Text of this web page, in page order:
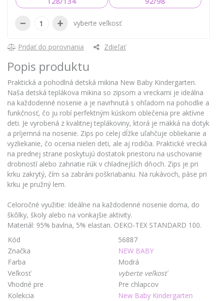
− + vyberte veľkosť
Pridať do porovnania Zdieľať
Popis produktu
Praktická a pohodlná detská mikina New Baby Kindergarten.
Naša detská teplákova mikina so zipsom a vreckami je ideálna
na každodenné nosenie a je navrhnutá s ohľadom na pohodlie a
funkčnosť, čo ju robí perfektným kúskom oblečenia pre aktívne
deti. Je vyrobená z kvalitnej teplákoviny, ktorá je mäkká na dotyk
a príjemná na nosenie. Zips po celej dĺžke uľahčuje obliekanie a
vyzliekanie, čo ocenia nielen deti, ale aj rodičia. Praktické vrecká
na prednej strane poskytujú dostatok priestoru na uschovanie
drobností alebo zahriatie rúk v chladnejších dňoch. Zips je pri
krku zakrytý, čím sa zabráni poškriabaniu. Na rukávoch, páse pri
krku je pružný lem.
Celoročné využitie: Ideálne na každodenné nosenie doma, do
škôlky, školy alebo na vonkajšie aktivity.
Materiál: 95% bavlna, 5% elastan. OEKO-TEX STANDARD 100.
Kód
56887
Značka
NEW BABY
Farba
Modrá
Veľkosť
vyberte veľkosť
Vhodné pre
Pre chlapcov
Kolekcia
New Baby Kindergarten